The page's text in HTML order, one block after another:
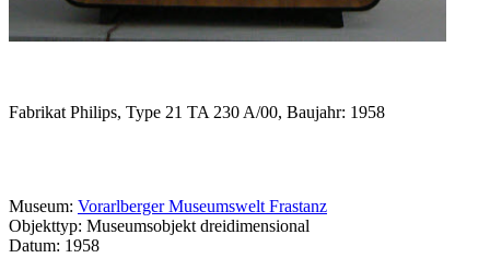
Fabrikat Philips, Type 21 TA 230 A/00, Baujahr: 1958
Museum: Vorarlberger Museumswelt Frastanz
Objekttyp: Museumsobjekt dreidimensional
Datum: 1958